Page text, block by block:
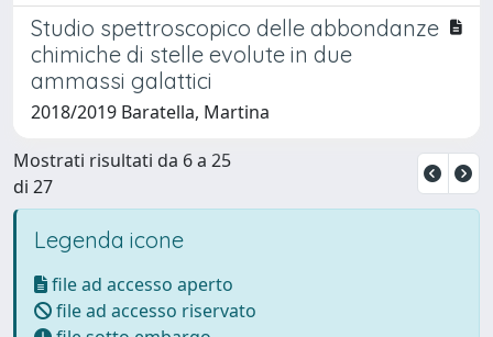
Studio spettroscopico delle abbondanze
chimiche di stelle evolute in due
ammassi galattici
2018/2019 Baratella, Martina
Mostrati risultati da 6 a 25
di 27
Legenda icone
file ad accesso aperto
file ad accesso riservato